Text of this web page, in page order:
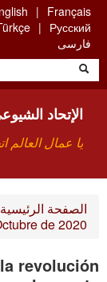
Skip
main
content
Français
Русский
فارسی
الإتحاد
يا عمال العالم
من نحن؟
بحث
الصفحة الرئيسية
de 2020
revolución